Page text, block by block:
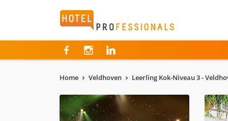
Hotelprofessionals
Home Veldhoven Leerling Kok-Niveau 3 -